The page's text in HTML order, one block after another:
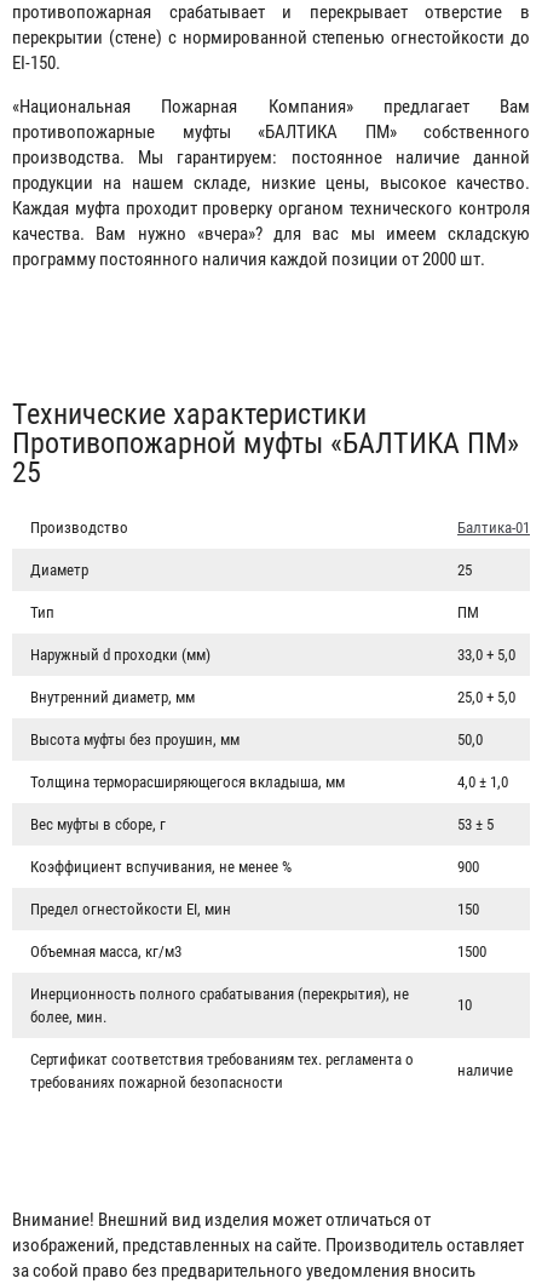
противопожарная срабатывает и перекрывает отверстие в
перекрытии (стене) с нормированной степенью огнестойкости до
EI-150.
«Национальная Пожарная Компания» предлагает Вам
противопожарные муфты «БАЛТИКА ПМ» собственного
производства. Мы гарантируем: постоянное наличие данной
продукции на нашем складе, низкие цены, высокое качество.
Каждая муфта проходит проверку органом технического контроля
качества. Вам нужно «вчера»? для вас мы имеем складскую
программу постоянного наличия каждой позиции от 2000 шт.
Табы
Технические характеристики
Противопожарной муфты «БАЛТИКА ПМ»
25
Производство Балтика-01
Диаметр 25
Тип ПМ
Наружный d проходки (мм) 33,0 + 5,0
Внутренний диаметр, мм 25,0 + 5,0
Высота муфты без проушин, мм 50,0
Толщина терморасширяющегося вкладыша, мм 4,0 ± 1,0
Вес муфты в сборе, г 53 ± 5
Коэффициент вспучивания, не менее % 900
Предел огнестойкости EI, мин 150
Объемная масса, кг/м3 1500
Инерционность полного срабатывания (перекрытия), не
более, мин.
10
Сертификат соответствия требованиям тех. регламента о
требованиях пожарной безопасности
наличие
Внимание! Внешний вид изделия может отличаться от
изображений, представленных на сайте. Производитель оставляет
за собой право без предварительного уведомления вносить